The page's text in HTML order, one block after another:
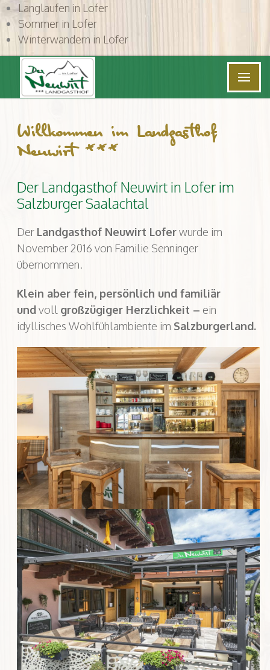
Langlaufen in Lofer
Sommer in Lofer
Winterwandern in Lofer
Willkommen im Landgasthof
Neuwirt ***
Der Landgasthof Neuwirt in Lofer im
Salzburger Saalachtal
Der Landgasthof Neuwirt Loferwurde im
November 2016 von Familie Senninger
übernommen.
Klein aber fein, persönlich und familiär
undvoll großzügiger Herzlichkeit – ein
idyllisches Wohlfühlambiente im Salzburgerland.